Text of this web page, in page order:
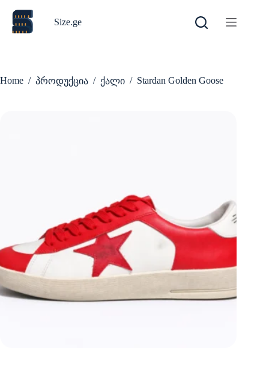
content
Size.ge
Home / პროდუქცია / ქალი / Stardan Golden Goose